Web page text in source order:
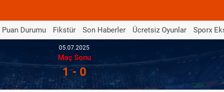
Puan Durumu Fikstür Son Haberler Ücretsiz Oyunlar Sporx
05.07.2025
Maç Sonu
1 - 0